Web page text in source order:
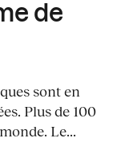
de
sont en
Plus de 100
Le...